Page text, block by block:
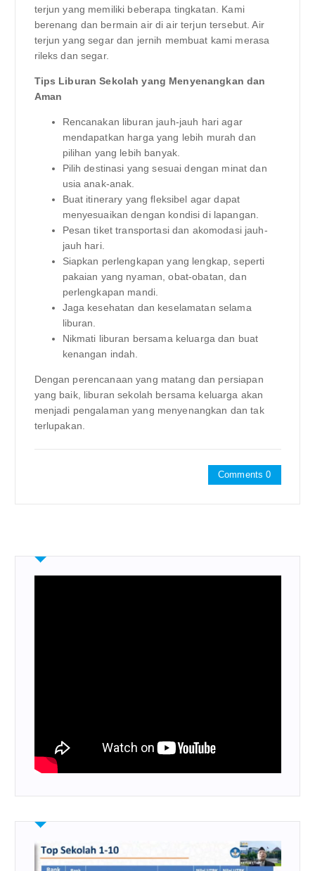
terjun yang memiliki beberapa tingkatan. Kami
berenang dan bermain air di air terjun tersebut. Air
terjun yang segar dan jernih membuat kami merasa
rileks dan segar.
Tips Liburan Sekolah yang Menyenangkan dan
Aman
Rencanakan liburan jauh-jauh hari agar
mendapatkan harga yang lebih murah dan
pilihan yang lebih banyak.
Pilih destinasi yang sesuai dengan minat dan
usia anak-anak.
Buat itinerary yang fleksibel agar dapat
menyesuaikan dengan kondisi di lapangan.
Pesan tiket transportasi dan akomodasi jauh-
jauh hari.
Siapkan perlengkapan yang lengkap, seperti
pakaian yang nyaman, obat-obatan, dan
perlengkapan mandi.
Jaga kesehatan dan keselamatan selama
liburan.
Nikmati liburan bersama keluarga dan buat
kenangan indah.
Dengan perencanaan yang matang dan persiapan
yang baik, liburan sekolah bersama keluarga akan
menjadi pengalaman yang menyenangkan dan tak
terlupakan.
Comments 0